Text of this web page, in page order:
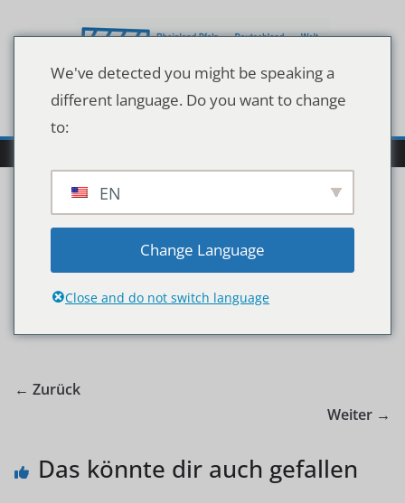
Inhalt
redakteure
← Zurück
Weiter →
Das könnte dir auch gefallen
We've detected you might be speaking a
different language. Do you want to change
to:
EN
Change Language
Close and do not switch language